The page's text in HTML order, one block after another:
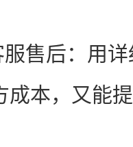
后：用详
成本，又能